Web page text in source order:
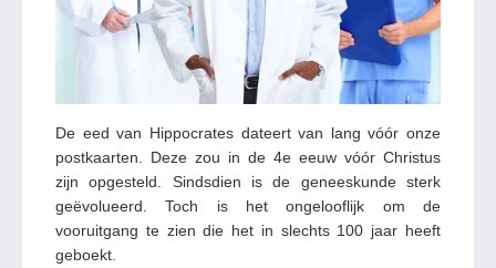
De eed van Hippocrates dateert van lang vóór onze
postkaarten. Deze zou in de 4e eeuw vóór Christus
zijn opgesteld. Sindsdien is de geneeskunde sterk
geëvolueerd. Toch is het ongelooflijk om de
vooruitgang te zien die het in slechts 100 jaar heeft
geboekt.